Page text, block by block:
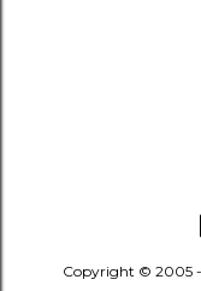
Copyright © 2005 -